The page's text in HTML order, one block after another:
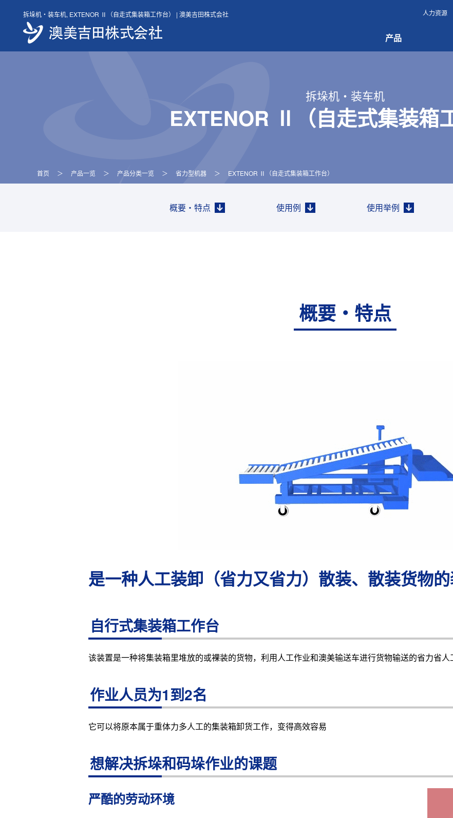
content
拆垛机・装车机, EXTENOR Ⅱ（自走式集装箱工作台） | 澳美吉田株式会社
产品
人力资源
拆垛机・装车机
EXTENOR Ⅱ（自走式集装箱
首页 ＞ 产品一览 ＞ 产品分类一览 ＞ 省力型机器 ＞ EXTENOR Ⅱ（自走式集装箱工作台）
概要・特点 使用例 使用举例
概要・特点
是一种人工装卸（省力又省力）散装、散装货物的
自行式集装箱工作台
该装置是一种将集装箱里堆放的或裸装的货物，利用人工作业和澳美输送车进行货物输送的省力省人
作业人员为1到2名
它可以将原本属于重体力多人工的集装箱卸货工作，变得高效容易
想解决拆垛和码垛作业的课题
严酷的劳动环境